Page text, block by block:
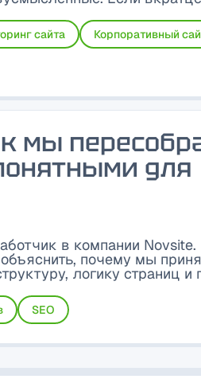
сайта
Корпоративный
мы
для
в компании Novsite.
почему мы
логику страниц и
SEO